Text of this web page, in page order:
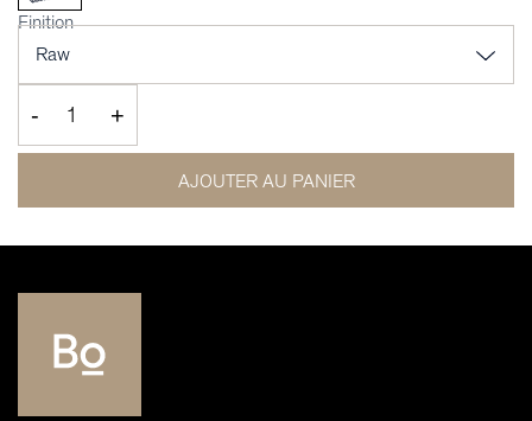
Finition
- +
AJOUTER AU PANIER